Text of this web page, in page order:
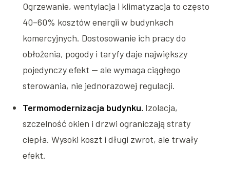
Ogrzewanie, wentylacja i klimatyzacja to często
40–60% kosztów energii w budynkach
komercyjnych. Dostosowanie ich pracy do
obłożenia, pogody i taryfy daje największy
pojedynczy efekt — ale wymaga ciągłego
sterowania, nie jednorazowej regulacji.
Termomodernizacja budynku. Izolacja,
szczelność okien i drzwi ograniczają straty
ciepła. Wysoki koszt i długi zwrot, ale trwały
efekt.